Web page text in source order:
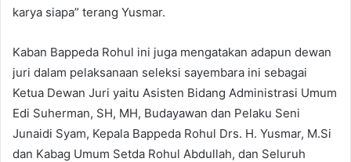
karya siapa” terang Yusmar.
Kaban Bappeda Rohul ini juga mengatakan adapun dewan
juri dalam pelaksanaan seleksi sayembara ini sebagai
Ketua Dewan Juri yaitu Asisten Bidang Administrasi Umum
Edi Suherman, SH, MH, Budayawan dan Pelaku Seni
Junaidi Syam, Kepala Bappeda Rohul Drs. H. Yusmar, M.Si
dan Kabag Umum Setda Rohul Abdullah, dan Seluruh